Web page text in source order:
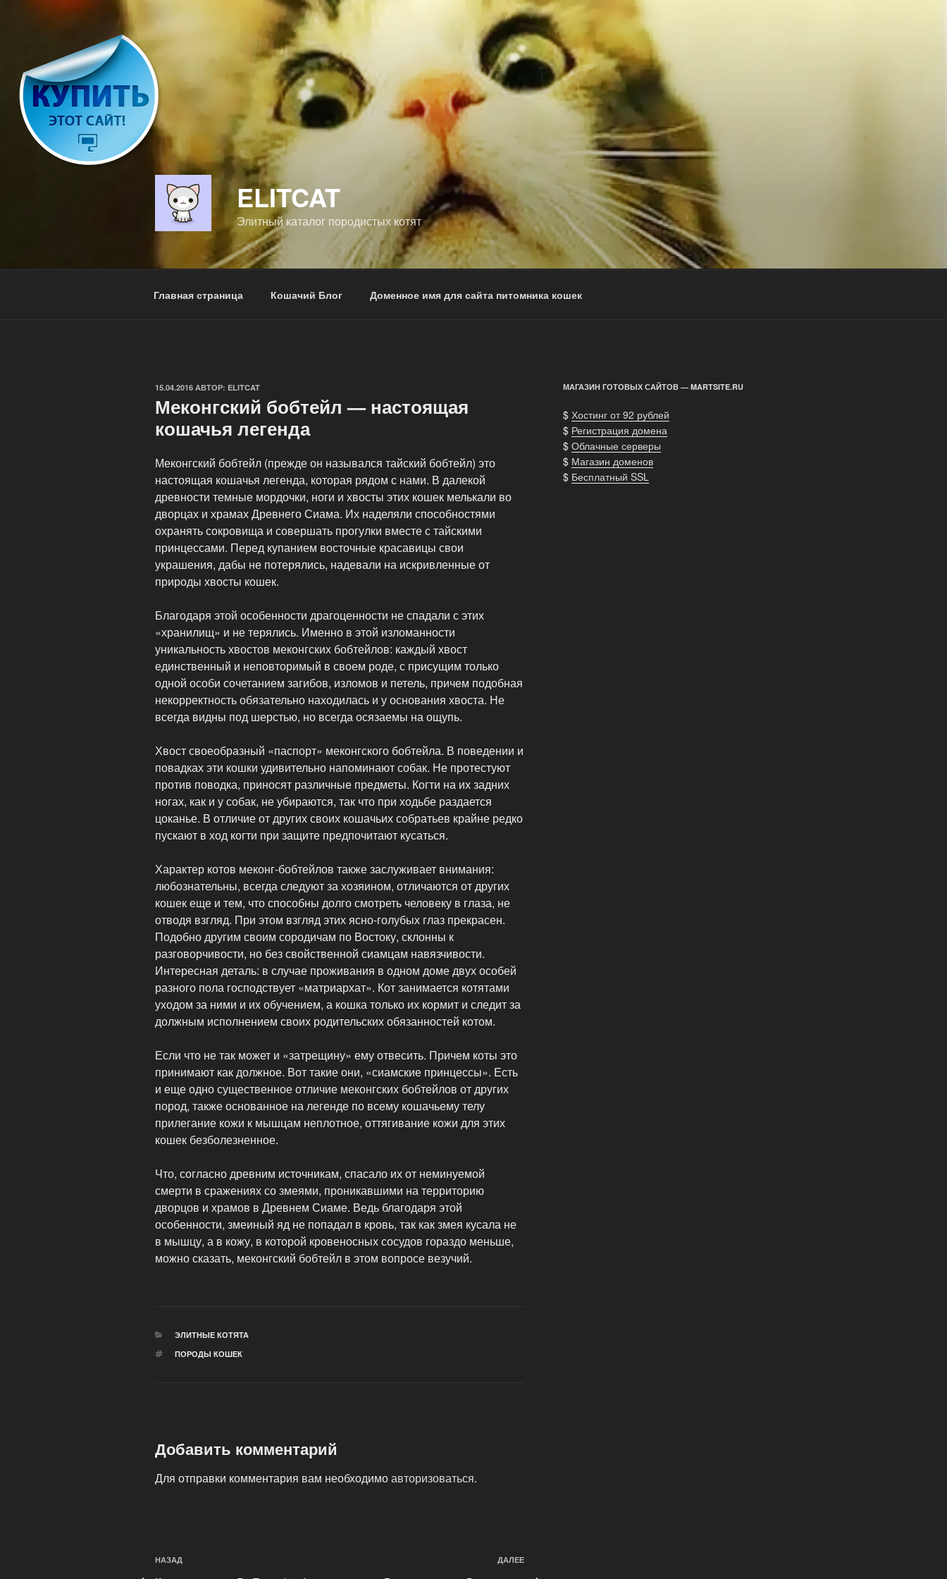
ELITCAT
Элитный каталог породистых котят
Главная страница Кошачий Блог Доменное имя для сайта питомника кошек
ОПУБЛИКОВАНО
15.04.2016 АВТОР: ELITCAT
Меконгский бобтейл — настоящая
кошачья легенда
Меконгский бобтейл (прежде он назывался тайский бобтейл) это
настоящая кошачья легенда, которая рядом с нами. В далекой
древности темные мордочки, ноги и хвосты этих кошек мелькали во
дворцах и храмах Древнего Сиама. Их наделяли способностями
охранять сокровища и совершать прогулки вместе с тайскими
принцессами. Перед купанием восточные красавицы свои
украшения, дабы не потерялись, надевали на искривленные от
природы хвосты кошек.
Благодаря этой особенности драгоценности не спадали с этих
«хранилищ» и не терялись. Именно в этой изломанности
уникальность хвостов меконгских бобтейлов: каждый хвост
единственный и неповторимый в своем роде, с присущим только
одной особи сочетанием загибов, изломов и петель, причем подобная
некорректность обязательно находилась и у основания хвоста. Не
всегда видны под шерстью, но всегда осязаемы на ощупь.
Хвост своеобразный «паспорт» меконгского бобтейла. В поведении и
повадках эти кошки удивительно напоминают собак. Не протестуют
против поводка, приносят различные предметы. Когти на их задних
ногах, как и у собак, не убираются, так что при ходьбе раздается
цоканье. В отличие от других своих кошачьих собратьев крайне редко
пускают в ход когти при защите предпочитают кусаться.
Характер котов меконг-бобтейлов также заслуживает внимания:
любознательны, всегда следуют за хозяином, отличаются от других
кошек еще и тем, что способны долго смотреть человеку в глаза, не
отводя взгляд. При этом взгляд этих ясно-голубых глаз прекрасен.
Подобно другим своим сородичам по Востоку, склонны к
разговорчивости, но без свойственной сиамцам навязчивости.
Интересная деталь: в случае проживания в одном доме двух особей
разного пола господствует «матриархат». Кот занимается котятами
уходом за ними и их обучением, а кошка только их кормит и следит за
должным исполнением своих родительских обязанностей котом.
Если что не так может и «затрещину» ему отвесить. Причем коты это
принимают как должное. Вот такие они, «сиамские принцессы». Есть
и еще одно существенное отличие меконгских бобтейлов от других
пород, также основанное на легенде по всему кошачьему телу
прилегание кожи к мышцам неплотное, оттягивание кожи для этих
кошек безболезненное.
Что, согласно древним источникам, спасало их от неминуемой
смерти в сражениях со змеями, проникавшими на территорию
дворцов и храмов в Древнем Сиаме. Ведь благодаря этой
особенности, змеиный яд не попадал в кровь, так как змея кусала не
в мышцу, а в кожу, в которой кровеносных сосудов гораздо меньше,
можно сказать, меконгский бобтейл в этом вопросе везучий.
РУБРИКИ
ЭЛИТНЫЕ КОТЯТА
МЕТКИ
ПОРОДЫ КОШЕК
Добавить комментарий
Для отправки комментария вам необходимоавторизоваться.
Навигация
Предыдущая
НАЗАД ДАЛЕЕ
МАГАЗИН ГОТОВЫХ САЙТОВ — MARTSITE.RU
$ Хостинг от 92 рублей
$ Регистрация домена
$ Облачные серверы
$ Магазин доменов
$ Бесплатный SSL